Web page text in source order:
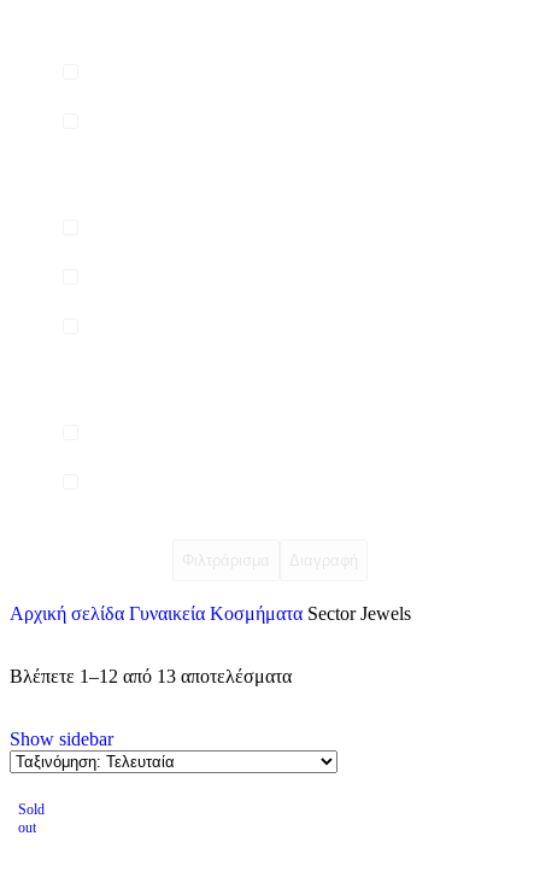
Αρχική σελίδα Γυναικεία Κοσμήματα Sector Jewels
Βλέπετε 1–12 από 13 αποτελέσματα
Show sidebar
Sold
out